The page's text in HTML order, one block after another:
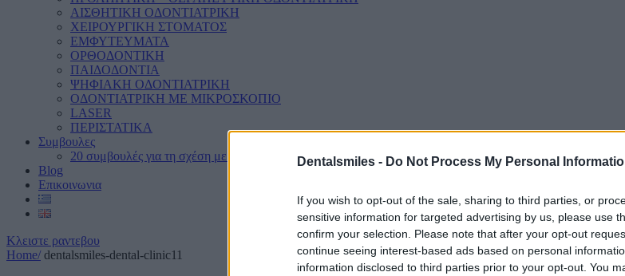
Dentalsmiles - Do Not Process My Personal
If you wish to opt-out of the sale, sharing to third parties, or
sensitive information for targeted advertising by us, please use
confirm your selection. Please note that after your opt-out
continue seeing interest-based ads based on personal
information disclosed to third parties prior to your opt-out. You
ΑΙΣΘΗΤΙΚΗ ΟΔΟΝΤΙΑΤΡΙΚΗ
ΧΕΙΡΟΥΡΓΙΚΗ ΣΤΟΜΑΤΟΣ
ΕΜΦΥΤΕΥΜΑΤΑ
ΟΡΘΟΔΟΝΤΙΚΗ
ΠΑΙΔΟΔΟΝΤΙΑ
ΨΗΦΙΑΚΗ ΟΔΟΝΤΙΑΤΡΙΚΗ
ΟΔΟΝΤΙΑΤΡΙΚΗ ΜΕ ΜΙΚΡΟΣΚΟΠΙΟ
LASER
ΠΕΡΙΣΤΑΤΙΚΑ
Συμβουλες
20 συμβουλές για τη σχέση με το στόμα μας
Blog
Επικοινωνια
Κλειστε ραντεβου
Home/ dentalsmiles-dental-clinic11